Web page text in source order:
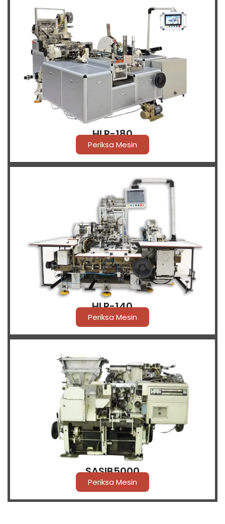
HLP-180
Periksa Mesin
HLP-140
Periksa Mesin
SASIB5000
Periksa Mesin